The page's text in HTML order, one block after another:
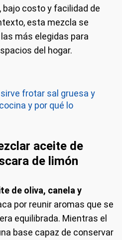
bajo costo y facilidad de
esta mezcla se
más elegidas para
del hogar.
frotar sal gruesa y
y por qué lo
aceite de
de limón
de oliva, canela y
por reunir aromas que se
equilibrada. Mientras el
base capaz de conservar